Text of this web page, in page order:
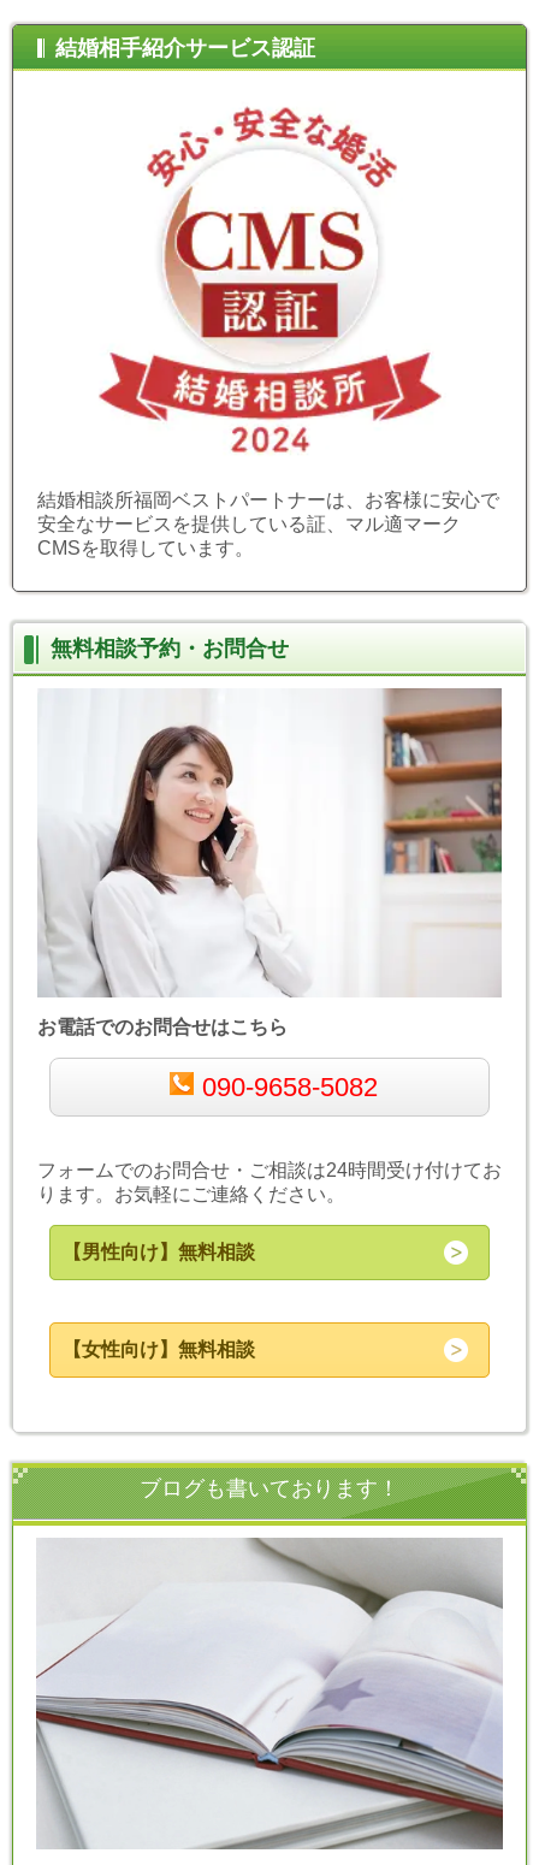
結婚相手紹介サービス認証
結婚相談所福岡ベストパートナーは、お客様に安心で
安全なサービスを提供している証、マル適マーク
CMSを取得しています。
無料相談予約・お問合せ
お電話でのお問合せはこちら
090-9658-5082
フォームでのお問合せ・ご相談は24時間受け付けてお
ります。お気軽にご連絡ください。
【男性向け】無料相談
【女性向け】無料相談
ブログも書いております！